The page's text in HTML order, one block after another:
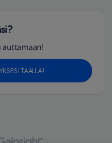
auttamaan!
TÄÄLLÄ!